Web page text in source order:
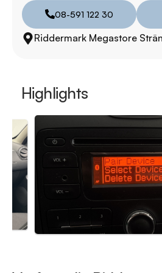
Highlights
Välkomna!
08-591 122 30
Riddermark Megastore